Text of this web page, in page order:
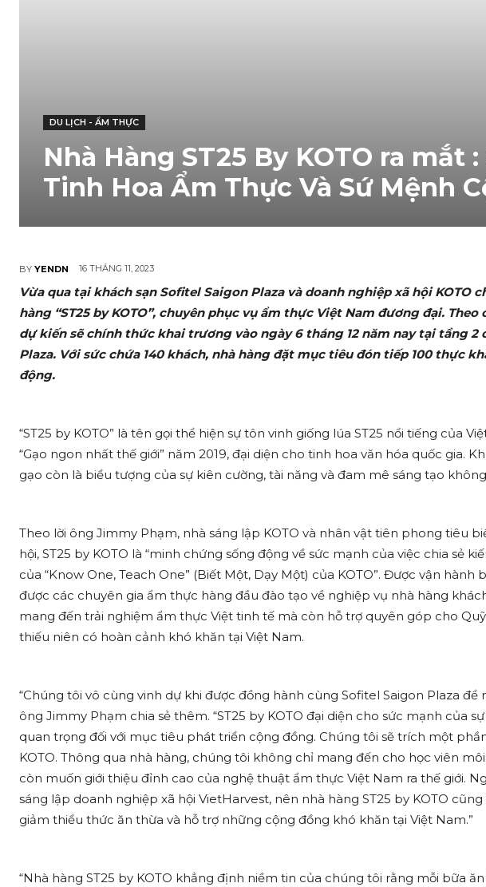
DU LỊCH - ẨM THỰC
Nhà Hàng ST25 By KOTO ra mắt
Tinh Hoa Ẩm Thực Và Sứ Mệnh
BY YENDN 16 THÁNG 11, 2023
Vừa qua tại khách sạn Sofitel Saigon Plaza và doanh nghiệp xã hội KOTO
hàng “ST25 by KOTO”, chuyên phục vụ ẩm thực Việt Nam đương đại.
dự kiến sẽ chính thức khai trương vào ngày 6 tháng 12 năm nay tại tầng 2
Plaza. Với sức chứa 140 khách, nhà hàng đặt mục tiêu đón tiếp 100 thực
động.
“ST25 by KOTO” là tên gọi thể hiện sự tôn vinh giống lúa ST25 nổi tiếng của
“Gạo ngon nhất thế giới” năm 2019, đại diện cho tinh hoa văn hóa quốc gia.
gạo còn là biểu tượng của sự kiên cường, tài năng và đam mê sáng tạo
Theo lời ông Jimmy Phạm, nhà sáng lập KOTO và nhân vật tiên phong tiêu
hội, ST25 by KOTO là “minh chứng sống động về sức mạnh của việc chia sẻ
của “Know One, Teach One” (Biết Một, Dạy Một) của KOTO”. Được vận hành
được các chuyên gia ẩm thực hàng đầu đào tạo về nghiệp vụ nhà hàng
mang đến trải nghiệm ẩm thực Việt tinh tế mà còn hỗ trợ quyên góp cho
thiếu niên có hoàn cảnh khó khăn tại Việt Nam.
“Chúng tôi vô cùng vinh dự khi được đồng hành cùng Sofitel Saigon Plaza để
ông Jimmy Phạm chia sẻ thêm. “ST25 by KOTO đại diện cho sức mạnh của
quan trọng đối với mục tiêu phát triển cộng đồng. Chúng tôi sẽ trích một
KOTO. Thông qua nhà hàng, chúng tôi không chỉ mang đến cho học viên
còn muốn giới thiệu đỉnh cao của nghệ thuật ẩm thực Việt Nam ra thế giới.
sáng lập doanh nghiệp xã hội VietHarvest, nên nhà hàng ST25 by KOTO
giảm thiểu thức ăn thừa và hỗ trợ những cộng đồng khó khăn tại Việt Nam.”
“Nhà hàng ST25 by KOTO khẳng định niềm tin của chúng tôi rằng mỗi bữa